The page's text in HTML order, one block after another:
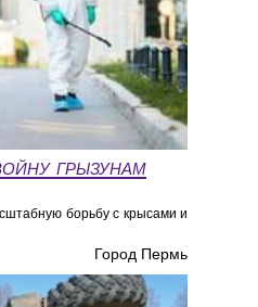
грызунам
борьбу с крысами и
Город Пермь